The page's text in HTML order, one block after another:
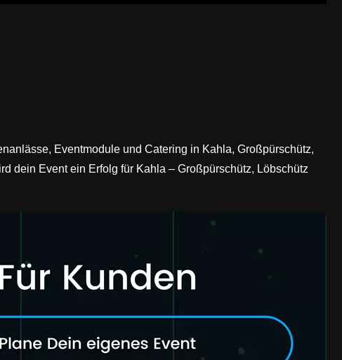
Eventmodule und Catering in Kahla, Großpürschütz,
dein Event ein Erfolg für Kahla – Großpürschütz, Löbschütz